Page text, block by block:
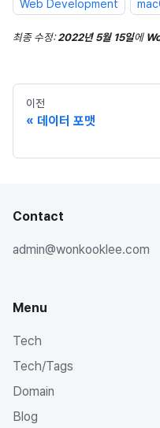
Web Development
최종 수정:2022년 5월 15일에
이전
데이터 포맷
Contact
admin@wonkooklee.com
Menu
Tech
Tech/Tags
Domain
Blog